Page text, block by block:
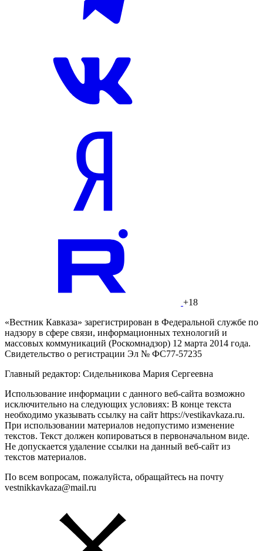
+18
«Вестник Кавказа» зарегистрирован в Федеральной службе по
надзору в сфере связи, информационных технологий и
массовых коммуникаций (Роскомнадзор) 12 марта 2014 года.
Свидетельство о регистрации Эл № ФС77-57235
Главный редактор: Сидельникова Мария Сергеевна
Использование информации с данного веб-сайта возможно
исключительно на следующих условиях: В конце текста
необходимо указывать ссылку на сайт https://vestikavkaza.ru.
При использовании материалов недопустимо изменение
текстов. Текст должен копироваться в первоначальном виде.
Не допускается удаление ссылки на данный веб-сайт из
текстов материалов.
По всем вопросам, пожалуйста, обращайтесь на почту
vestnikkavkaza@mail.ru